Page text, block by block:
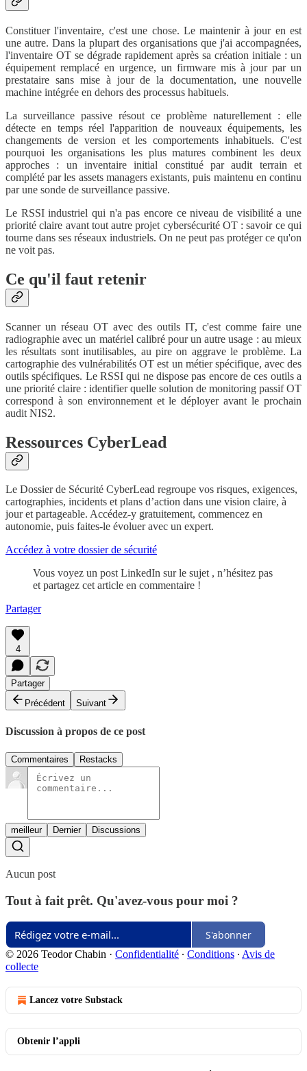
Constituer l'inventaire, c'est une chose. Le maintenir à jour en est
une autre. Dans la plupart des organisations que j'ai accompagnées,
l'inventaire OT se dégrade rapidement après sa création initiale : un
équipement remplacé en urgence, un firmware mis à jour par un
prestataire sans mise à jour de la documentation, une nouvelle
machine intégrée en dehors des processus habituels.
La surveillance passive résout ce problème naturellement : elle
détecte en temps réel l'apparition de nouveaux équipements, les
changements de version et les comportements inhabituels. C'est
pourquoi les organisations les plus matures combinent les deux
approches : un inventaire initial constitué par audit terrain et
complété par les assets managers existants, puis maintenu en continu
par une sonde de surveillance passive.
Le RSSI industriel qui n'a pas encore ce niveau de visibilité a une
priorité claire avant tout autre projet cybersécurité OT : savoir ce qui
tourne dans ses réseaux industriels. On ne peut pas protéger ce qu'on
ne voit pas.
Ce qu'il faut retenir
Scanner un réseau OT avec des outils IT, c'est comme faire une
radiographie avec un matériel calibré pour un autre usage : au mieux
les résultats sont inutilisables, au pire on aggrave le problème. La
cartographie des vulnérabilités OT est un métier spécifique, avec des
outils spécifiques. Le RSSI qui ne dispose pas encore de ces outils a
une priorité claire : identifier quelle solution de monitoring passif OT
correspond à son environnement et le déployer avant le prochain
audit NIS2.
Ressources CyberLead
Le Dossier de Sécurité CyberLead regroupe vos risques, exigences,
cartographies, incidents et plans d’action dans une vision claire, à
jour et partageable. Accédez-y gratuitement, commencez en
autonomie, puis faites-le évoluer avec un expert.
Accédez à votre dossier de sécurité
Vous voyez un post LinkedIn sur le sujet , n’hésitez pas
et partagez cet article en commentaire !
Partager
4
Partager
Précédent
Suivant
Discussion à propos de ce post
Commentaires Restacks
meilleur Dernier Discussions
Aucun post
Tout à fait prêt. Qu'avez-vous pour moi ?
S'abonner
© 2026 Teodor Chabin · Confidentialité ∙ Conditions ∙ Avis de
collecte
Lancez votre Substack
Obtenir l’appli